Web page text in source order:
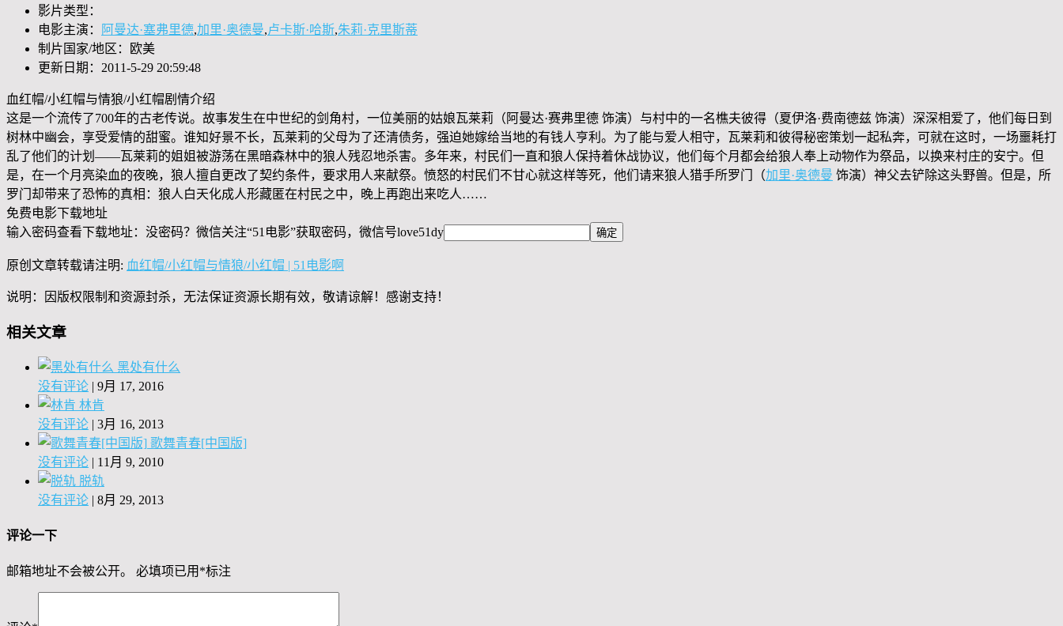
影片类型：
电影主演：
阿曼达·塞弗里德,加里·奥德曼,卢卡斯·哈斯,朱莉·克里斯蒂
制片国家/地区：欧美
更新日期：2011-5-29 20:59:48
血红帽/小红帽与情狼/小红帽剧情介绍
这是一个流传了700年的古老传说。故事发生在中世纪的剑角村，一位美丽的姑娘瓦莱莉（阿曼达·赛弗里德 饰演）与村中的一名樵夫彼得（夏伊洛·费南德兹 饰演）深深相爱了，他们每日到
树林中幽会，享受爱情的甜蜜。谁知好景不长，瓦莱莉的父母为了还清债务，强迫她嫁给当地的有钱人亨利。为了能与爱人相守，瓦莱莉和彼得秘密策划一起私奔，可就在这时，一场噩耗打
乱了他们的计划——瓦莱莉的姐姐被游荡在黑暗森林中的狼人残忍地杀害。多年来，村民们一直和狼人保持着休战协议，他们每个月都会给狼人奉上动物作为祭品，以换来村庄的安宁。但
是，在一个月亮染血的夜晚，狼人擅自更改了契约条件，要求用人来献祭。愤怒的村民们不甘心就这样等死，他们请来狼人猎手所罗门（加里·奥德曼 饰演）神父去铲除这头野兽。但是，所
罗门却带来了恐怖的真相：狼人白天化成人形藏匿在村民之中，晚上再跑出来吃人……
免费电影下载地址
输入密码查看下载地址：没密码？微信关注“51电影”获取密码，微信号love51dy
原创文章转载请注明: 血红帽/小红帽与情狼/小红帽 | 51电影啊
说明：因版权限制和资源封杀，无法保证资源长期有效，敬请谅解！感谢支持！
相关文章
黑处有什么
没有评论 | 9月 17, 2016
林肯
没有评论 | 3月 16, 2013
歌舞青春[中国版]
没有评论 | 11月 9, 2010
脱轨
没有评论 | 8月 29, 2013
评论一下
邮箱地址不会被公开。 必填项已用 *标注